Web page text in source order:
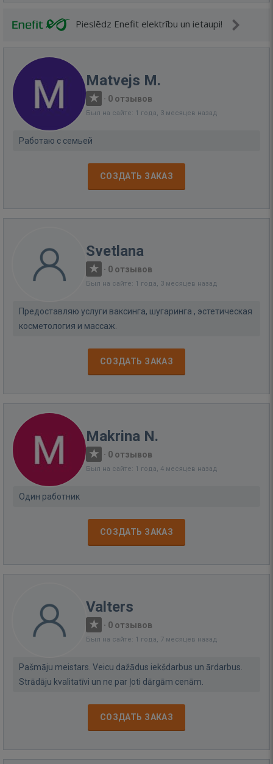
Pieslēdz Enefit elektrību un ietaupi!
Matvejs M.
· 0 отзывов
Был на сайте: 1 года, 3 месяцев назад
Работаю с семьей
СОЗДАТЬ ЗАКАЗ
Svetlana
· 0 отзывов
Был на сайте: 1 года, 3 месяцев назад
Предоставляю услуги ваксинга, шугаринга , эстетическая
косметология и массаж.
СОЗДАТЬ ЗАКАЗ
Makrina N.
· 0 отзывов
Был на сайте: 1 года, 4 месяцев назад
Один работник
СОЗДАТЬ ЗАКАЗ
Valters
· 0 отзывов
Был на сайте: 1 года, 7 месяцев назад
Pašmāju meistars. Veicu dažādus iekšdarbus un ārdarbus.
Strādāju kvalitatīvi un ne par ļoti dārgām cenām.
СОЗДАТЬ ЗАКАЗ